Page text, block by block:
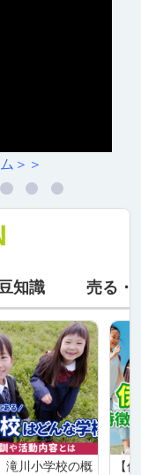
＞＞
知識 売る・
滝川小学校の概
【